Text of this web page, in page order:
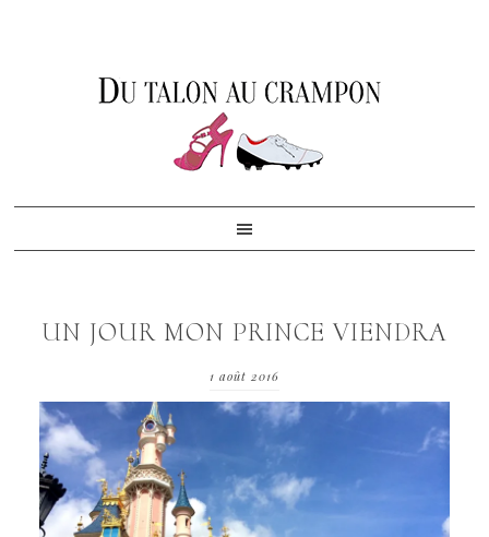
UN JOUR MON PRINCE VIENDRA
1 août 2016